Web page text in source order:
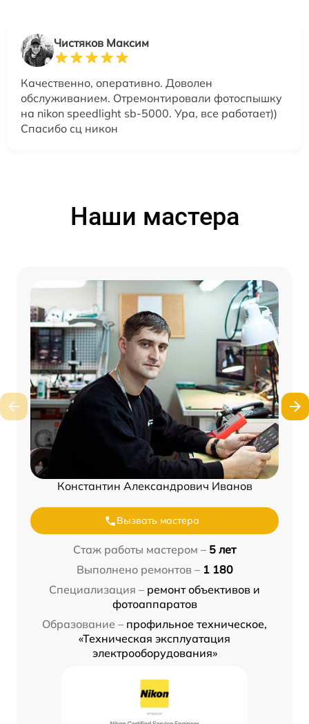
Чистяков Максим
Качественно, оперативно. Доволен
обслуживанием. Отремонтировали фотоспышку
на nikon speedlight sb-5000. Ура, все работает))
Спасибо сц никон
Наши мастера
Константин Александрович Иванов
Вызвать мастера
Стаж работы мастером – 5 лет
Выполнено ремонтов – 1 180
Специализация – ремонт объективов и
фотоаппаратов
Образование – профильное техническое,
«Техническая эксплуатация
электрооборудования»